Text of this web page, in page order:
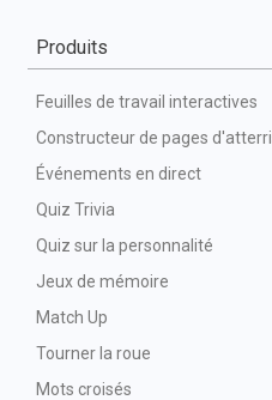
Produits
Feuilles de travail interactives
Constructeur de pages
Événements en direct
Quiz Trivia
Quiz sur la personnalité
Jeux de mémoire
Match Up
Tourner la roue
Mots croisés